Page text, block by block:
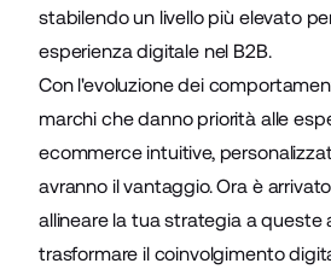
stabilendo un livello più elevato
esperienza digitale nel B2B.
Con l'evoluzione dei
marchi che danno priorità alle
ecommerce intuitive,
avranno il vantaggio. Ora è
allineare la tua strategia a queste
trasformare il coinvolgimento